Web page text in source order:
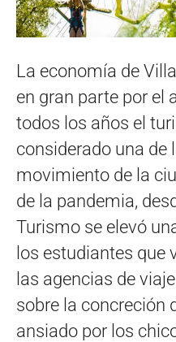
La economía de
en gran parte por el
todos los años el
considerado una de
movimiento de la
de la pandemia,
Turismo se elevó
los estudiantes que
las agencias de
sobre la concreción
ansiado por los